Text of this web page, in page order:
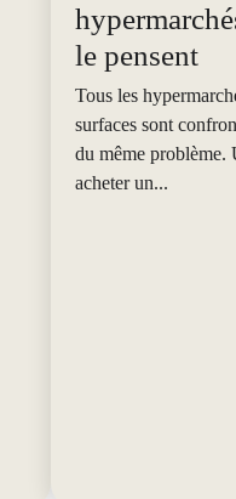
le pensent
Tous les
surfaces sont
du même problème.
acheter un...